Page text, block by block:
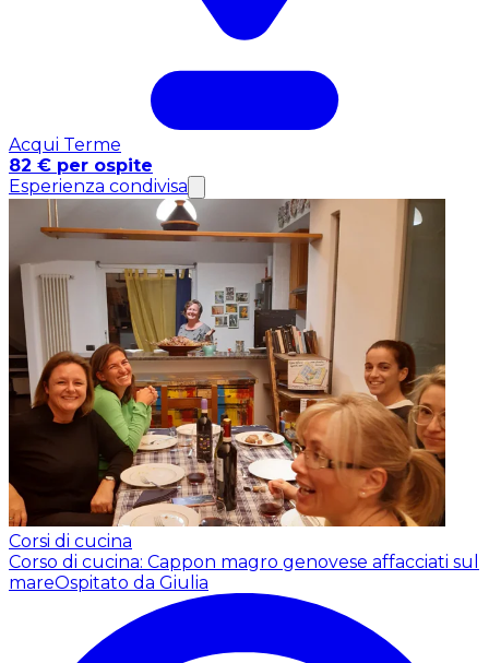
Acqui Terme
82 € per ospite
Esperienza condivisa
Corsi di cucina
Corso di cucina: Cappon magro genovese affacciati sul
mareOspitato da Giulia